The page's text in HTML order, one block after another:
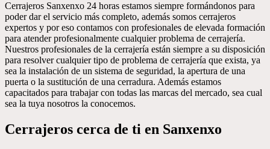
Cerrajeros Sanxenxo 24 horas estamos siempre formándonos para
poder dar el servicio más completo, además somos cerrajeros
expertos y por eso contamos con profesionales de elevada formación
para atender profesionalmente cualquier problema de cerrajería.
Nuestros profesionales de la cerrajería están siempre a su disposición
para resolver cualquier tipo de problema de cerrajería que exista, ya
sea la instalación de un sistema de seguridad, la apertura de una
puerta o la sustitución de una cerradura. Además estamos
capacitados para trabajar con todas las marcas del mercado, sea cual
sea la tuya nosotros la conocemos.
Cerrajeros cerca de ti en Sanxenxo